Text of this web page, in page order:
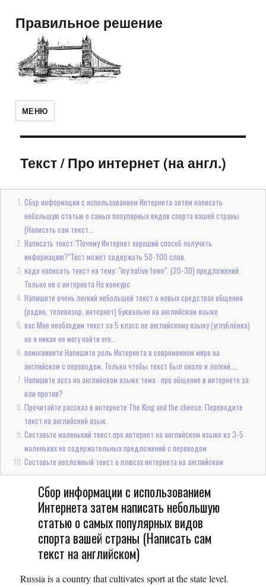
Правильное решение
МЕНЮ
Текст/Про интернет (на англ.)
Сбор информации с использованием Интернета затем написать
небольшую статью о самых популярных видов спорта вашей страны
(Написать сам текст...
Написать текст:"Почему Интернет хороший способ получить
информацию?"Тест может содержать 50-100 слов.
надо написать текст на тему: "my native town". (20-30) предложений.
Только не с интернета На конкурс
Напишите очень легкий небольшой текст о новых средствах общения
(радио, телевизор, интернет) буквально на английском языке
вас Мне необходим текст за 5 класс по английскому языку (углублёнка)
но я никак не могу найти его...
помогиииите Напишите роль Интернета в современном мире на
английском с переводом. Только чтобы текст был около и легкий....
Напишите эссэ на английском языке тема : про общение в интернете за
или против?
Прочитайте рассказ в интернете The King and the cheese. Переводите
текст на английский язык.
Составьте маленький текст про интернет на английском языке из 3-5
маленьких но содержательных предложений с переводом
Составьте несложный текст о плюсах интернета на английском
Сбор информации с использованием
Интернета затем написать небольшую
статью о самых популярных видов
спорта вашей страны (Написать сам
текст на английском)
Russia is a country that cultivates sport at the state level.